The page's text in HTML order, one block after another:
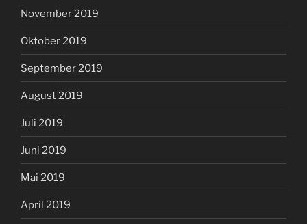
November 2019
Oktober 2019
September 2019
August 2019
Juli 2019
Juni 2019
Mai 2019
April 2019